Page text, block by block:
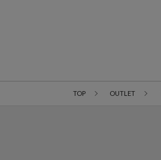
TOP OUTLET